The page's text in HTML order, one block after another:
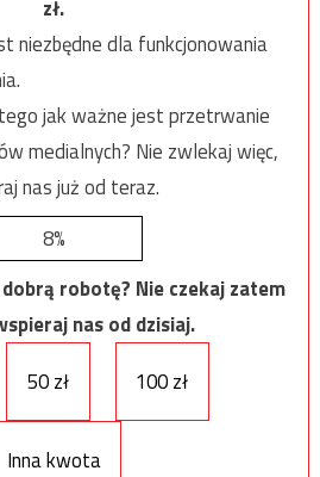
zł.
niezbędne dla funkcjonowania
jak ważne jest przetrwanie
medialnych? Nie zwlekaj więc,
nas już od teraz.
8%
robotę? Nie czekaj zatem
nas od dzisiaj.
50 zł 100 zł
Inna kwota